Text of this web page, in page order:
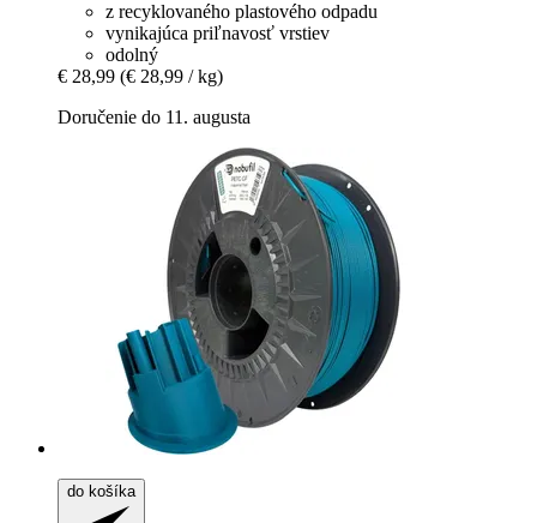
z recyklovaného plastového odpadu
vynikajúca priľnavosť vrstiev
odolný
€ 28,99 (€ 28,99 / kg)
Doručenie do 11. augusta
do košíka